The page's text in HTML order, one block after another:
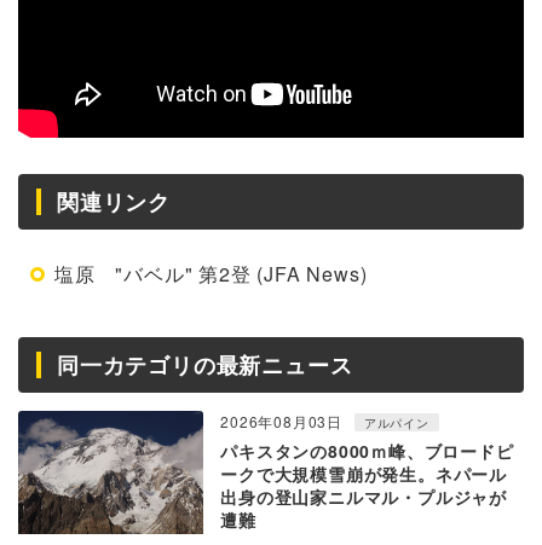
関連リンク
塩原 "バベル" 第2登 (JFA News)
同一カテゴリの最新ニュース
2026年08月03日 アルパイン
パキスタンの8000ｍ峰、ブロードピ
ークで大規模雪崩が発生。ネパール
出身の登山家ニルマル・プルジャが
遭難